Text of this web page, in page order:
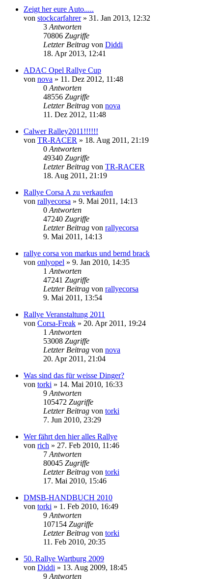
Zeigt her eure Auto.....
von stockcarfahrer» 31. Jan 2013, 12:32
3 Antworten
70806 Zugriffe
Letzter Beitrag von Diddi
18. Apr 2013, 12:41
ADAC Opel Rallye Cup
von nova » 11. Dez 2012, 11:48
0 Antworten
48556 Zugriffe
Letzter Beitrag von nova
11. Dez 2012, 11:48
Calwer Ralley2011!!!!!!
von TR-RACER » 18. Aug 2011, 21:19
0 Antworten
49340 Zugriffe
Letzter Beitrag von TR-RACER
18. Aug 2011, 21:19
Rallye Corsa A zu verkaufen
von rallyecorsa » 9. Mai 2011, 14:13
0 Antworten
47240 Zugriffe
Letzter Beitrag von rallyecorsa
9. Mai 2011, 14:13
rallye corsa von markus und bernd brack
von onlyopel » 9. Jan 2010, 14:35
1 Antworten
47241 Zugriffe
Letzter Beitrag von rallyecorsa
9. Mai 2011, 13:54
Rallye Veranstaltung 2011
von Corsa-Freak » 20. Apr 2011, 19:24
1 Antworten
53008 Zugriffe
Letzter Beitrag von nova
20. Apr 2011, 21:04
Was sind das für weisse Dinger?
von torki » 14. Mai 2010, 16:33
9 Antworten
105472 Zugriffe
Letzter Beitrag von torki
7. Jun 2010, 23:29
Wer fährt den hier alles Rallye
von rich » 27. Feb 2010, 11:46
7 Antworten
80045 Zugriffe
Letzter Beitrag von torki
17. Mai 2010, 15:46
DMSB-HANDBUCH 2010
von torki » 1. Feb 2010, 16:49
9 Antworten
107154 Zugriffe
Letzter Beitrag von torki
11. Feb 2010, 20:35
50. Rallye Wartburg 2009
von Diddi » 13. Aug 2009, 18:45
9 Antworten